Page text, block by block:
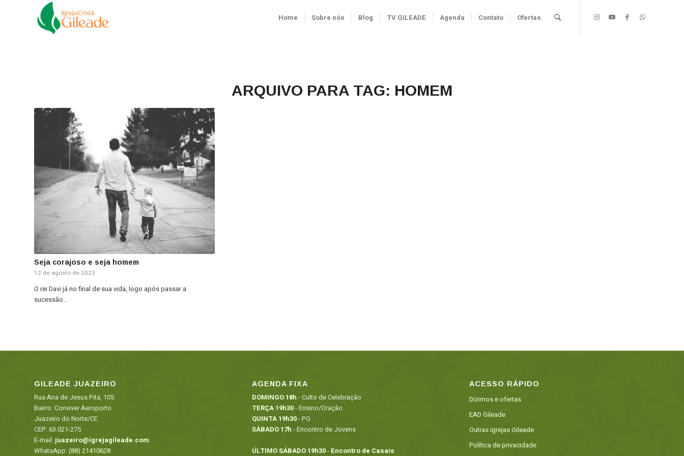
Home Sobre nós Blog TV GILEADE Agenda Contato Ofertas
ARQUIVO PARA TAG: HOMEM
Seja corajoso e seja homem
12 de agosto de 2023
O rei Davi já no final de sua vida, logo após passar a
sucessão…
GILEADE JUAZEIRO
Rua Ana de Jesus Pita, 105
Bairro: Conviver Aeroporto
Juazeiro do Norte/CE
CEP: 63.021-275
E-mail: juazeiro@igrejagileade.com
WhatsApp:(88) 21410628
AGENDA FIXA
DOMINGO 18h - Culto de Celebração
TERÇA 19h30- Ensino/Oração
QUINTA 19h30- PG
SÁBADO 17h - Encontro de Jovens
ÚLTIMO SÁBADO 19h30- Encontro de Casais
ACESSO RÁPIDO
Dízimos e ofertas
EAD Gileade
Outras igrejas Gileade
Política de privacidade